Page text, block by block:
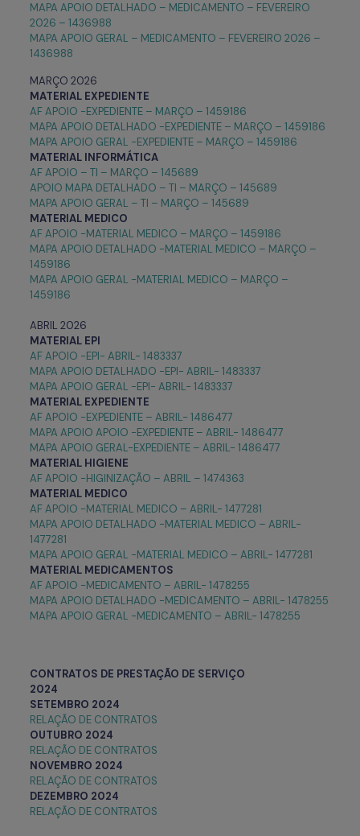
MAPA APOIO DETALHADO – MEDICAMENTO – FEVEREIRO
2026 – 1436988
MAPA APOIO GERAL – MEDICAMENTO – FEVEREIRO 2026 –
1436988
MARÇO 2026
MATERIAL EXPEDIENTE
AF APOIO -EXPEDIENTE – MARÇO – 1459186
MAPA APOIO DETALHADO -EXPEDIENTE – MARÇO – 1459186
MAPA APOIO GERAL -EXPEDIENTE – MARÇO – 1459186
MATERIAL INFORMÁTICA
AF APOIO – TI – MARÇO – 145689
APOIO MAPA DETALHADO – TI – MARÇO – 145689
MAPA APOIO GERAL – TI – MARÇO – 145689
MATERIAL MEDICO
AF APOIO -MATERIAL MEDICO – MARÇO – 1459186
MAPA APOIO DETALHADO -MATERIAL MEDICO – MARÇO –
1459186
MAPA APOIO GERAL -MATERIAL MEDICO – MARÇO –
1459186
ABRIL 2026
MATERIAL EPI
AF APOIO -EPI- ABRIL- 1483337
MAPA APOIO DETALHADO -EPI- ABRIL- 1483337
MAPA APOIO GERAL -EPI- ABRIL- 1483337
MATERIAL EXPEDIENTE
AF APOIO -EXPEDIENTE – ABRIL- 1486477
MAPA APOIO APOIO -EXPEDIENTE – ABRIL- 1486477
MAPA APOIO GERAL-EXPEDIENTE – ABRIL- 1486477
MATERIAL HIGIENE
AF APOIO -HIGINIZAÇÃO – ABRIL – 1474363
MATERIAL MEDICO
AF APOIO -MATERIAL MEDICO – ABRIL- 1477281
MAPA APOIO DETALHADO -MATERIAL MEDICO – ABRIL-
1477281
MAPA APOIO GERAL -MATERIAL MEDICO – ABRIL- 1477281
MATERIAL MEDICAMENTOS
AF APOIO -MEDICAMENTO – ABRIL- 1478255
MAPA APOIO DETALHADO -MEDICAMENTO – ABRIL- 1478255
MAPA APOIO GERAL -MEDICAMENTO – ABRIL- 1478255
CONTRATOS DE PRESTAÇÃO DE SERVIÇO
2024
SETEMBRO 2024
RELAÇÃO DE CONTRATOS
OUTUBRO 2024
RELAÇÃO DE CONTRATOS
NOVEMBRO 2024
RELAÇÃO DE CONTRATOS
DEZEMBRO 2024
RELAÇÃO DE CONTRATOS